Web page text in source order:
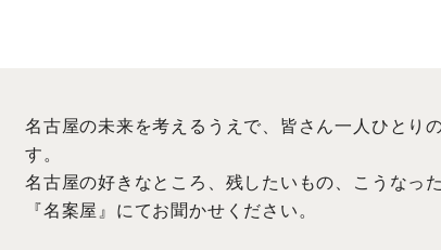
名古屋の未来を考えるうえで、皆さん一人ひとり
す。
名古屋の好きなところ、残したいもの、こうなっ
『名案屋』にてお聞かせください。